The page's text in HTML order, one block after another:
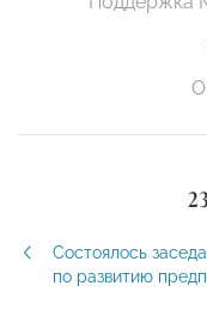
Состоялось
по развитию